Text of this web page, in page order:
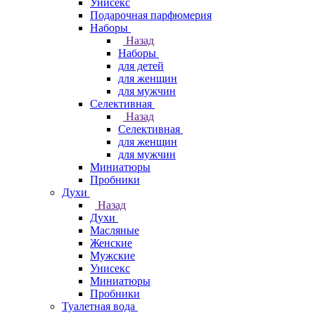
Унисекс
Подарочная парфюмерия
Наборы
Назад
Наборы
для детей
для женщин
для мужчин
Селективная
Назад
Селективная
для женщин
для мужчин
Миниатюры
Пробники
Духи
Назад
Духи
Масляные
Женские
Мужские
Унисекс
Миниатюры
Пробники
Туалетная вода